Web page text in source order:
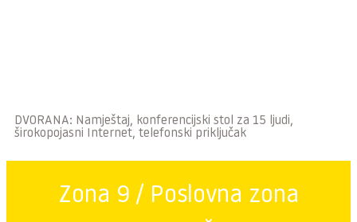
DVORANA: Namještaj, konferencijski stol za 15 ljudi,
širokopojasni Internet, telefonski priključak
Zona 9 / Poslovna zona